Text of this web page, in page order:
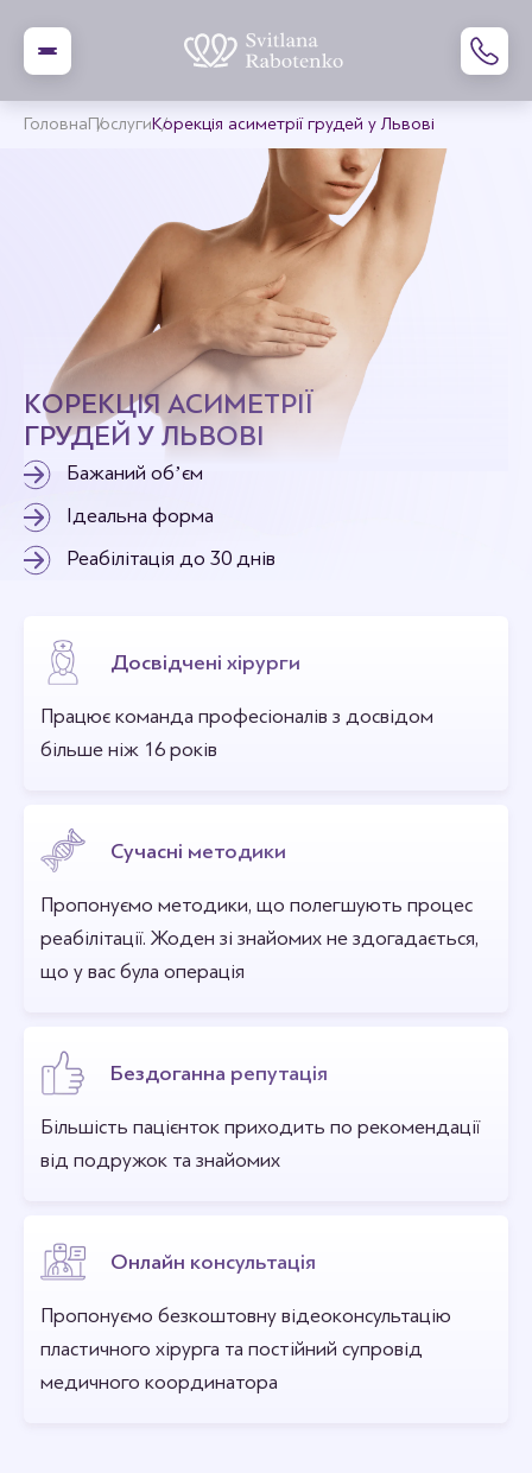
ГоловнаПослугиКорекція асиметрії грудей у Львові
КОРЕКЦІЯ АСИМЕТРІЇ
ГРУДЕЙ У ЛЬВОВІ
Бажаний обʼєм
Ідеальна форма
Реабілітація до 30 днів
Досвідчені хірурги
Працює команда професіоналів з досвідом
більше ніж 16 років
Сучасні методики
Пропонуємо методики, що полегшують процес
реабілітації. Жоден зі знайомих не здогадається,
що у вас була операція
Бездоганна репутація
Більшість пацієнток приходить по рекомендації
від подружок та знайомих
Онлайн консультація
Пропонуємо безкоштовну відеоконсультацію
пластичного хірурга та постійний супровід
медичного координатора